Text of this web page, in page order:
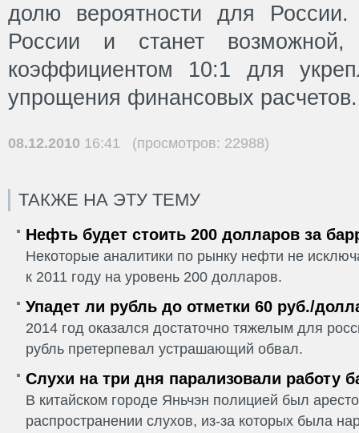
долю вероятности для
России и станет
коэффициентом 10:1 для
упрощения финансовых расчетов.
08.12.2010 16:41 (просмотров: 22988)
ТАКЖЕ НА ЭТУ ТЕМУ
Нефть будет стоить 200 долларов за
Некоторые аналитики по рынку нефти не
к 2011 году на уровень 200 долларов.
Упадет ли рубль до отметки 60 руб./
2014 год оказался достаточно тяжелым для
рубль претерпевал устрашающий обвал.
Слухи на три дня парализовали работу
В китайском городе Яньчэн полицией был
распространении слухов, из-за которых была